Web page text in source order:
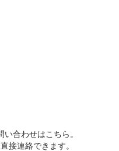
合わせはこちら。
接連絡できます。